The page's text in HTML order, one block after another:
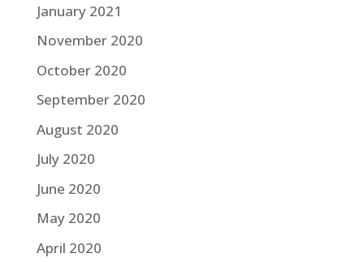
January 2021
November 2020
October 2020
September 2020
August 2020
July 2020
June 2020
May 2020
April 2020